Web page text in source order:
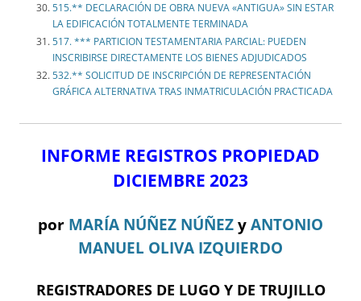
515.** DECLARACIÓN DE OBRA NUEVA «ANTIGUA» SIN ESTAR
LA EDIFICACIÓN TOTALMENTE TERMINADA
517. *** PARTICION TESTAMENTARIA PARCIAL: PUEDEN
INSCRIBIRSE DIRECTAMENTE LOS BIENES ADJUDICADOS
532.** SOLICITUD DE INSCRIPCIÓN DE REPRESENTACIÓN
GRÁFICA ALTERNATIVA TRAS INMATRICULACIÓN PRACTICADA
INFORME REGISTROS PROPIEDAD
DICIEMBRE 2023
por MARÍA NÚÑEZ NÚÑEZ y ANTONIO
MANUEL OLIVA IZQUIERDO
REGISTRADORES DE LUGO Y DE TRUJILLO